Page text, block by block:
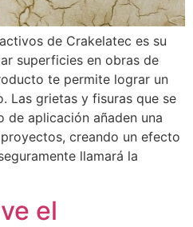
de Crakelatec es su
superficies en obras de
te permite lograr un
Las grietas y fisuras que se
de aplicación añaden una
creando un efecto
llamará la
el